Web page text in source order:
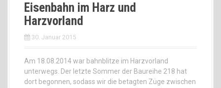
Eisenbahn im Harz und
Harzvorland
30. Januar 2015
Am 18.08.2014 war bahnblitze im Harzvorland
unterwegs. Der letzte Sommer der Baureihe 218 hat
dort begonnen, sodass wir die betagten Züge zwischen